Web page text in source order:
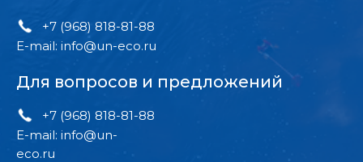
+7 (968) 818-81-88
+7 (968) 818-81-88
E-mail: info@un-eco.ru
Для вопросов и предложений
E-mail: info@un-
eco.ru